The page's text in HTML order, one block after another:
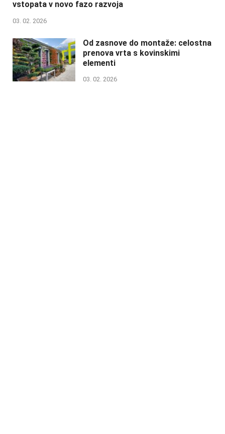
vstopata v novo fazo razvoja
03. 02. 2026
Od zasnove do montaže: celostna
prenova vrta s kovinskimi
elementi
03. 02. 2026